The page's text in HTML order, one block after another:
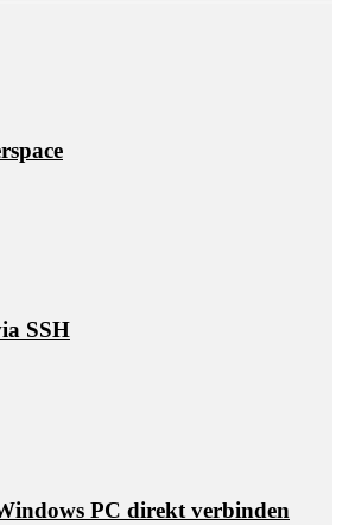
SSH
PC direkt verbinden